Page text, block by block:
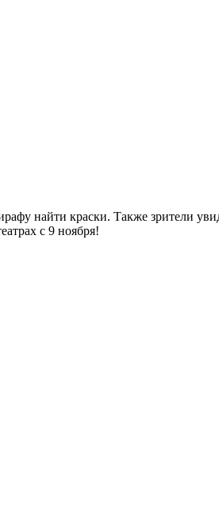
найти краски. Также зрители
с 9 ноября!